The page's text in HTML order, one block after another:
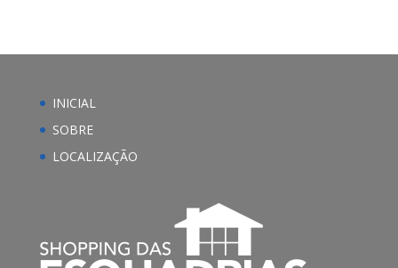
INICIAL
SOBRE
LOCALIZAÇÃO